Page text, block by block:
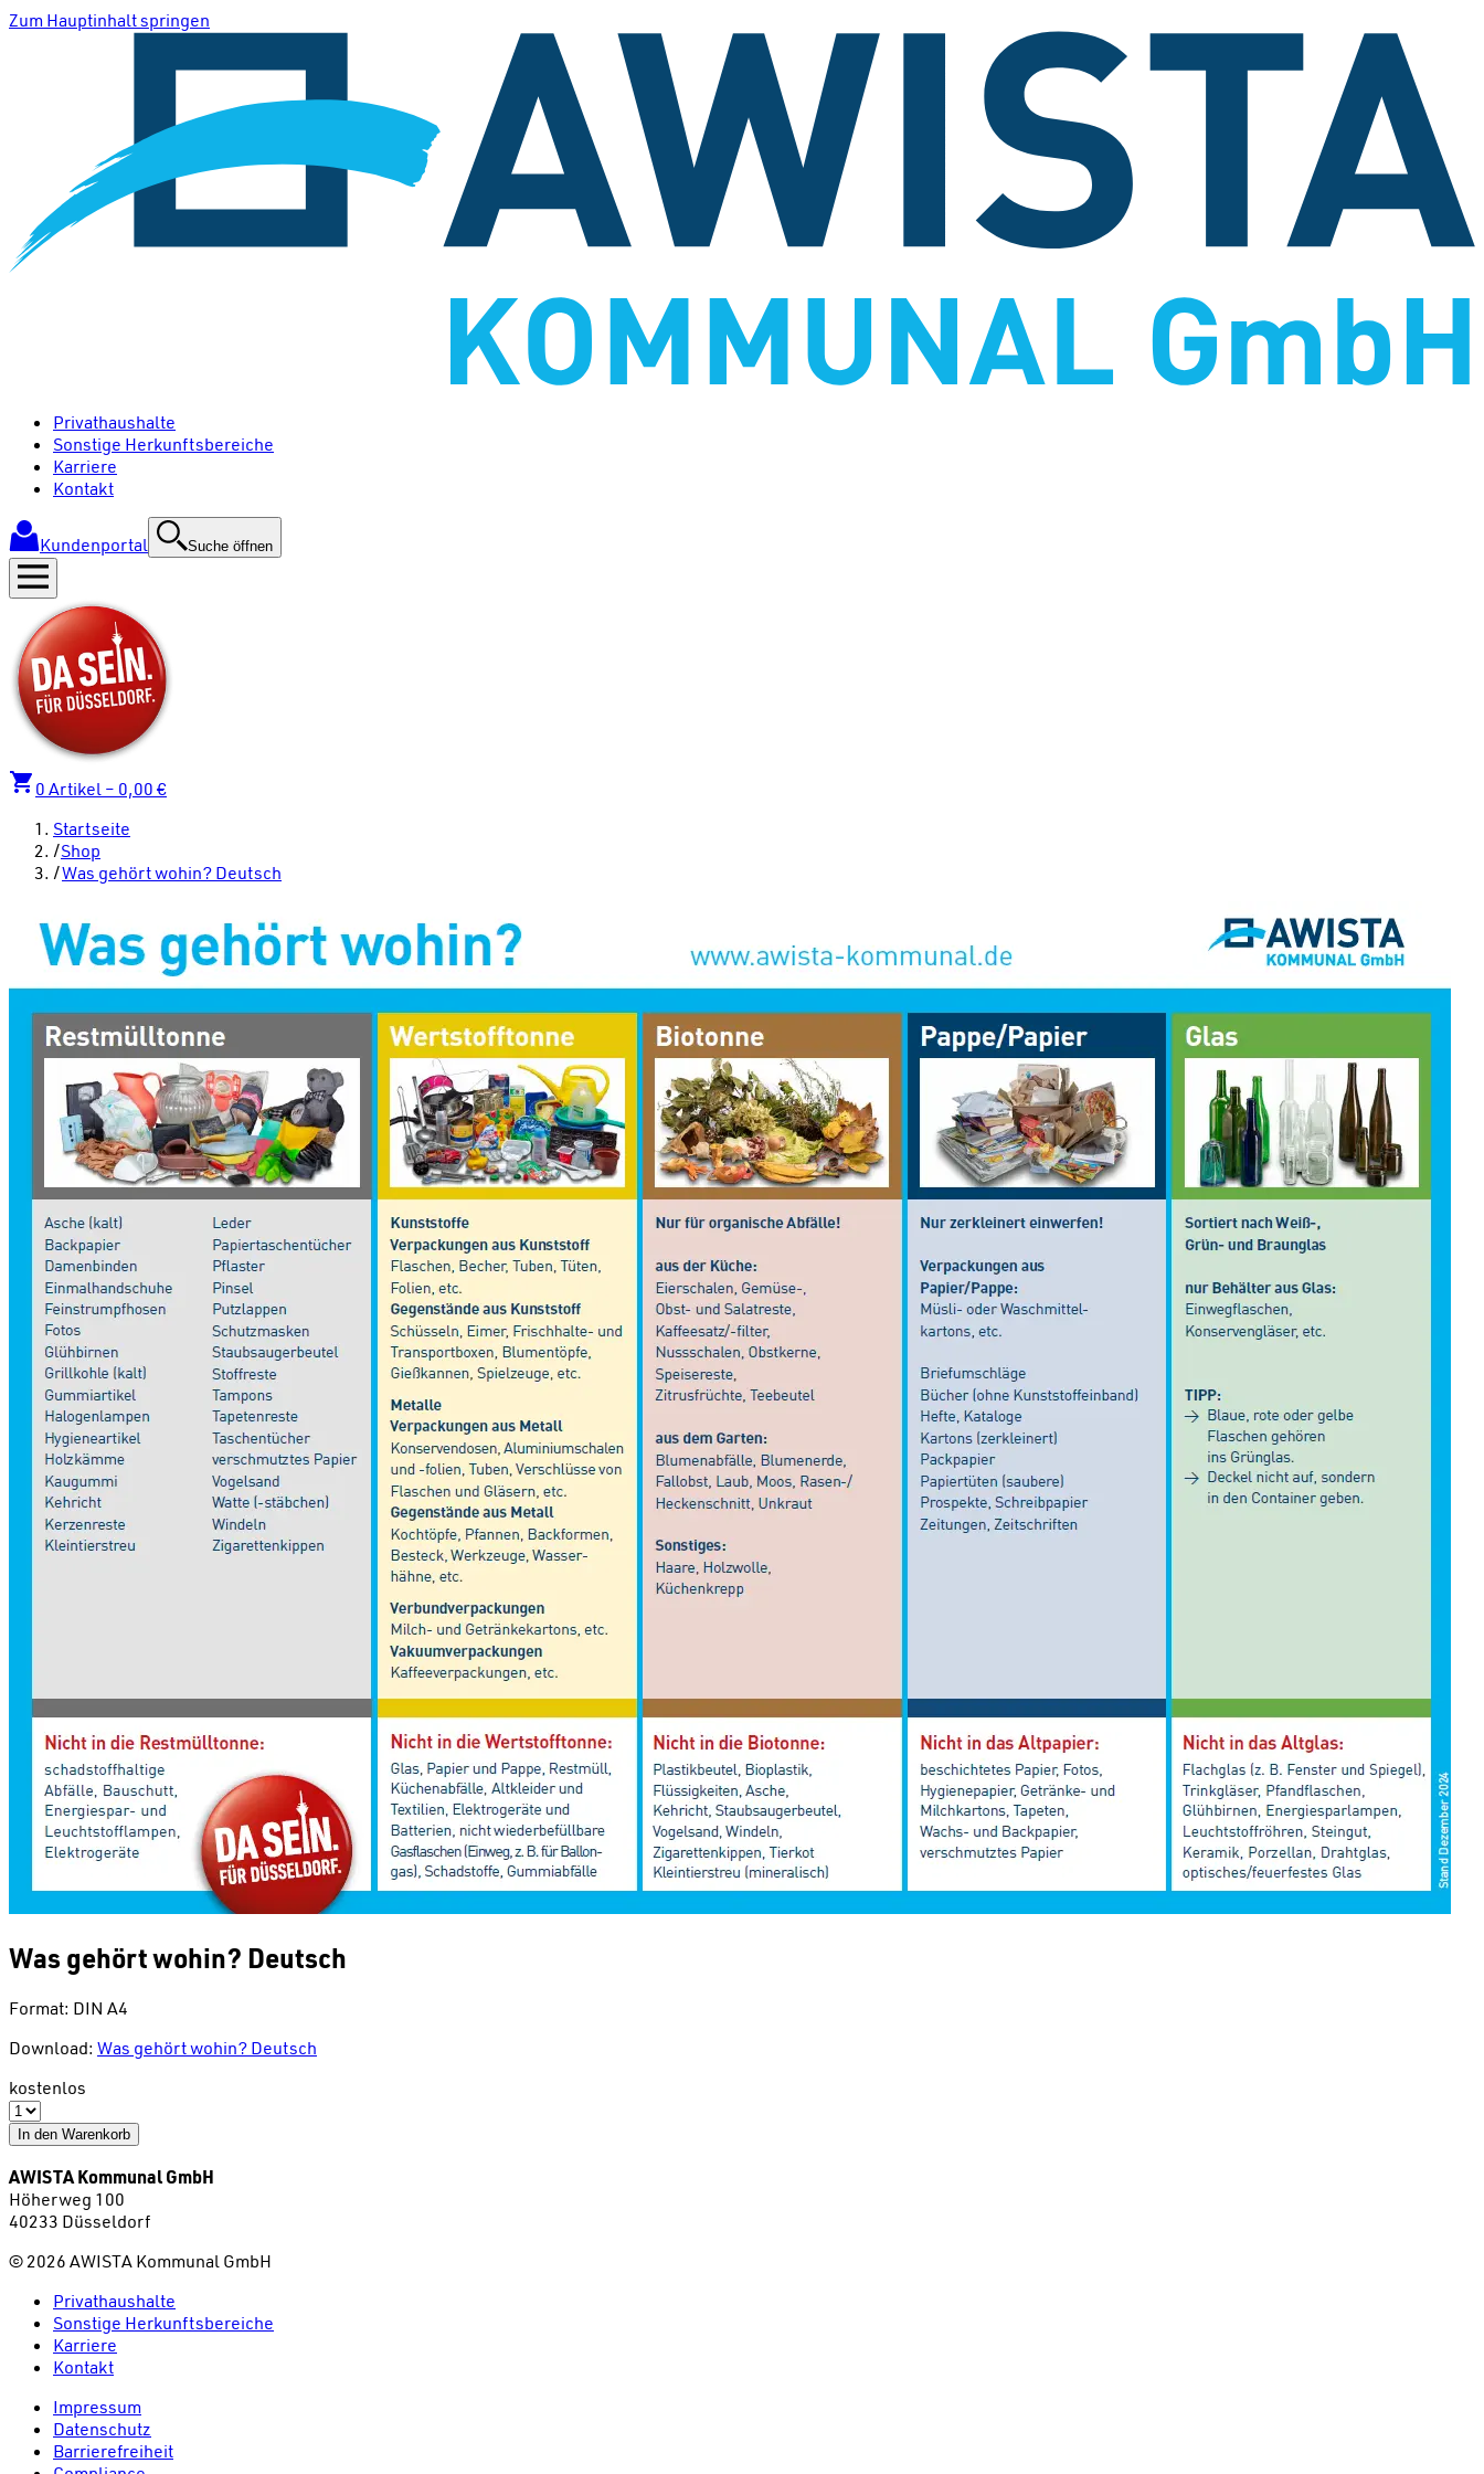
Zum Hauptinhalt springen
Privathaushalte
Sonstige Herkunftsbereiche
Karriere
Kontakt
Kundenportal Suche öffnen
0 Artikel – 0,00 €
Startseite
/Shop
/Was gehört wohin? Deutsch
Was gehört wohin? Deutsch
Format: DIN A4
Download: Was gehört wohin? Deutsch
kostenlos
In den Warenkorb
AWISTA Kommunal GmbH
Höherweg 100
40233 Düsseldorf
© 2026 AWISTA Kommunal GmbH
Privathaushalte
Sonstige Herkunftsbereiche
Karriere
Kontakt
Impressum
Datenschutz
Barrierefreiheit